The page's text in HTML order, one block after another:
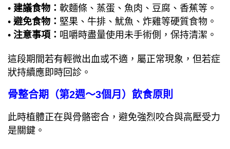
• 建議食物： 軟麵條、蒸蛋、魚肉、豆腐、香蕉等。
• 避免食物： 堅果、牛排、魷魚、炸雞等硬質食物。
• 注意事項： 咀嚼時盡量使用未手術側，保持清潔。
這段期間若有輕微出血或不適，屬正常現象，但若症
狀持續應即時回診。
骨整合期（第2週～3個月）飲食原則
此時植體正在與骨骼密合，避免強烈咬合與高壓受力
是關鍵。